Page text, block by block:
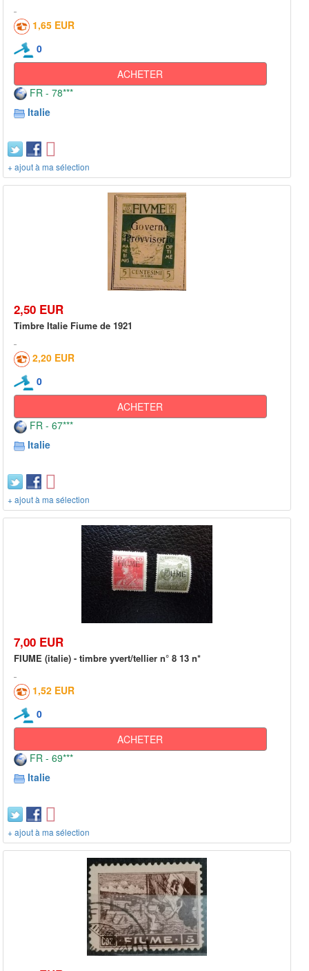
1,65 EUR
0
ACHETER
FR - 78***
Italie
+ ajout à ma sélection
2,50 EUR
Timbre Italie Fiume de 1921
2,20 EUR
0
ACHETER
FR - 67***
Italie
+ ajout à ma sélection
7,00 EUR
FIUME (italie) - timbre yvert/tellier n° 8 13 n*
1,52 EUR
0
ACHETER
FR - 69***
Italie
+ ajout à ma sélection